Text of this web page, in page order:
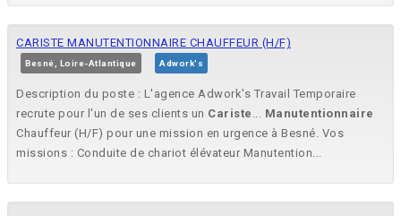
CARISTE MANUTENTIONNAIRE CHAUFFEUR (H/F)
Besné, Loire-Atlantique Adwork's
Description du poste : L'agence Adwork's Travail Temporaire
recrute pour l'un de ses clients un Cariste ... Manutentionnaire
Chauffeur (H/F) pour une mission en urgence à Besné. Vos
missions : Conduite de chariot élévateur Manutention...